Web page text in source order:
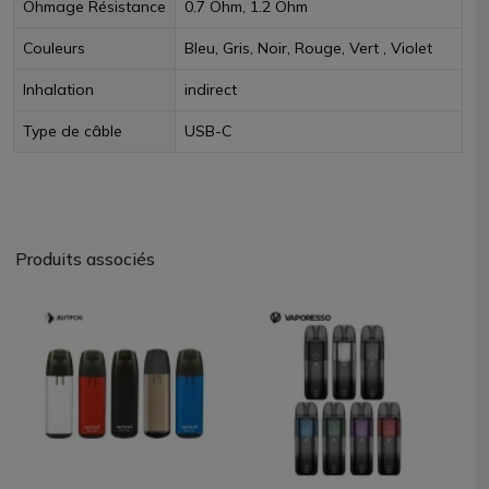
Ohmage Résistance 0.7 Ohm, 1.2 Ohm
Couleurs Bleu, Gris, Noir, Rouge, Vert , Violet
Inhalation indirect
Type de câble USB-C
Produits associés